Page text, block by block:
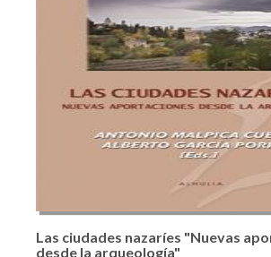
Las ciudades nazaríes "Nuevas
desde la arqueología"